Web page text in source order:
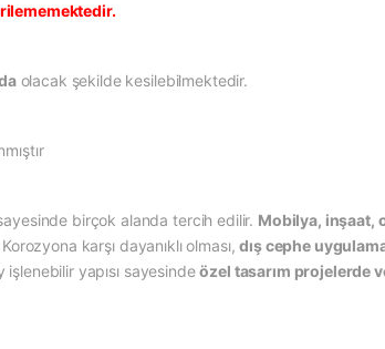
olacak şekilde kesilebilmektedir.
birçok alanda tercih edilir. Mobilya, inşaat,
karşı dayanıklı olması,dış cephe
yapısı sayesindeözel tasarım projelerde